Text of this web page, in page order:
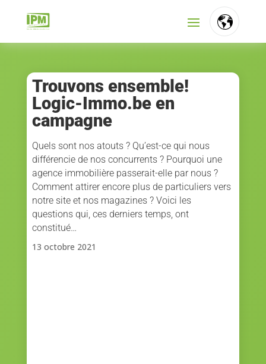
Trouvons ensemble!
Logic-Immo.be en
campagne
Quels sont nos atouts ? Qu’est-ce qui nous
différencie de nos concurrents ? Pourquoi une
agence immobilière passerait-elle par nous ?
Comment attirer encore plus de particuliers vers
notre site et nos magazines ? Voici les
questions qui, ces derniers temps, ont
constitué…
13 octobre 2021